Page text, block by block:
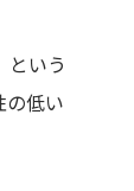
という
の低い